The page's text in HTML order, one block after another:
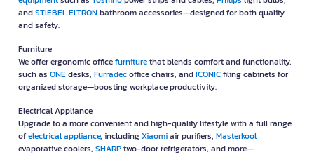
andSTIEBEL ELTRONbathroom accessories—designed for both quality
and safety.
Furniture
We offer ergonomic officefurniturethat blends comfort and functionality,
such as ONEdesks, Furradecoffice chairs, andICONICfiling cabinets for
organized storage—boosting workplace productivity.
Electrical Appliance
Upgrade to a more convenient and high-quality lifestyle with a full range
ofelectrical appliance, includingXiaomiair purifiers, Masterkool
evaporative coolers, SHARPtwo-door refrigerators, and more—